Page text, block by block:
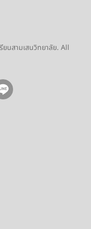
ยนสามเสนวิทยาลัย. All